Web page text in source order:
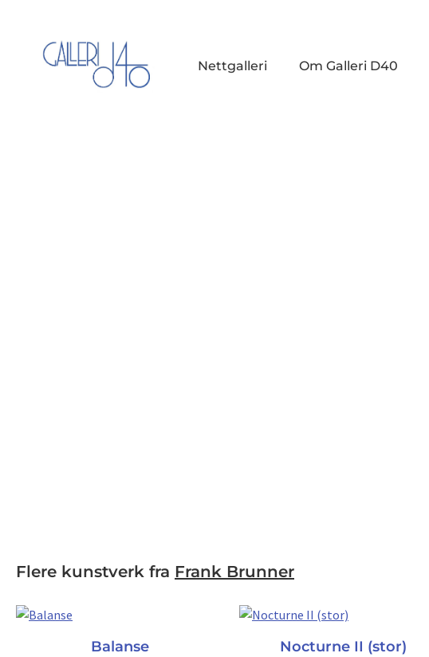
Nettgalleri Om Galleri D40
Flere kunstverk fra Frank Brunner
Balanse Nocturne II (stor)